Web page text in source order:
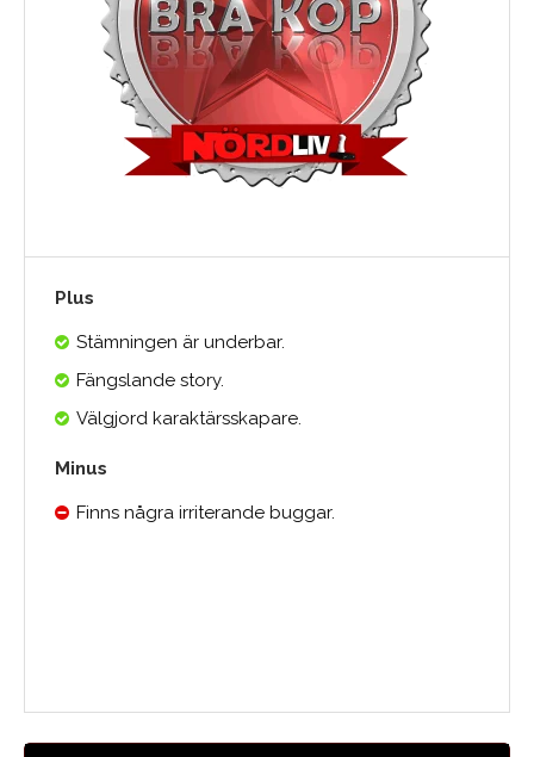
Plus
Stämningen är underbar.
Fängslande story.
Välgjord karaktärsskapare.
Minus
Finns några irriterande buggar.